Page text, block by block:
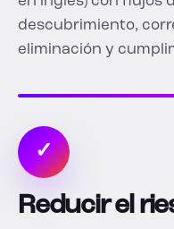
descubrimiento,
eliminación y
✓
Reducir el